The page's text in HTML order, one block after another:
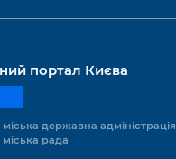
портал Києва
міська державна адміністрація
міська рада